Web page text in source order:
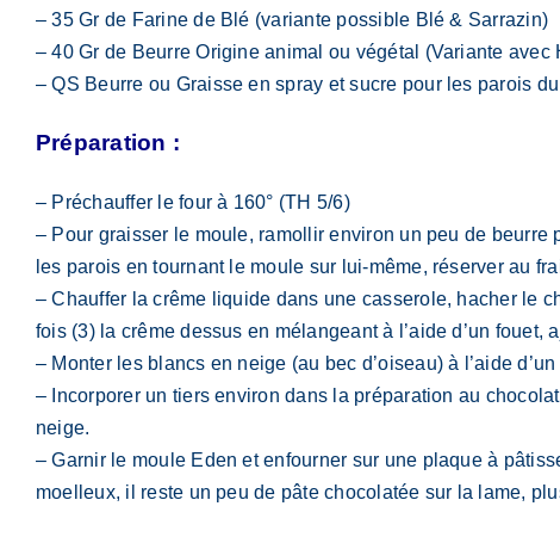
– 35 Gr de Farine de Blé (variante possible Blé & Sarrazin)
– 40 Gr de Beurre Origine animal ou végétal (Variante avec
– QS Beurre ou Graisse en spray et sucre pour les parois
Préparation :
– Préchauffer le four à 160° (TH 5/6)
– Pour graisser le moule, ramollir environ un peu de beurre
les parois en tournant le moule sur lui-même, réserver au
– Chauffer la crême liquide dans une casserole, hacher le
fois (3) la crême dessus en mélangeant à l’aide d’un
– Monter les blancs en neige (au bec d’oiseau) à l’aide
– Incorporer un tiers environ dans la préparation au
neige.
–Garnir le moule Eden et enfourner sur une plaque à
moelleux, il reste un peu de pâte chocolatée sur la lame,